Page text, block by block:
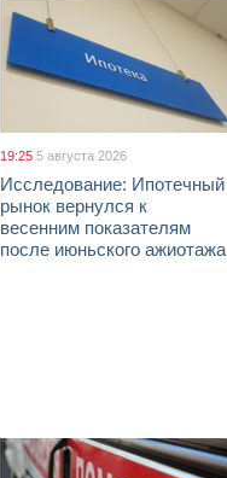
19:25 5 августа 2026
Исследование: Ипотечный
рынок вернулся к
весенним показателям
после июньского ажиотажа